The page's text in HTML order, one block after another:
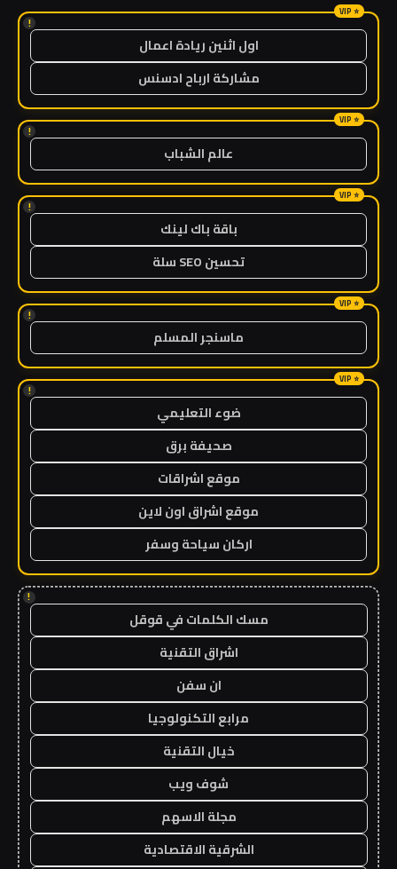
!
اول اثنين ريادة اعمال
مشاركة ارباح ادسنس
!
عالم الشباب
!
باقة باك لينك
تحسين SEO سلة
!
ماسنجر المسلم
!
ضوء التعليمي
صحيفة برق
موقع اشراقات
موقع اشراق اون لاين
اركان سياحة وسفر
!
مسك الكلمات في قوقل
اشراق التقنية
ان سفن
مرابع التكنولوجيا
خيال التقنية
شوف ويب
مجلة الاسهم
الشرقية الاقتصادية